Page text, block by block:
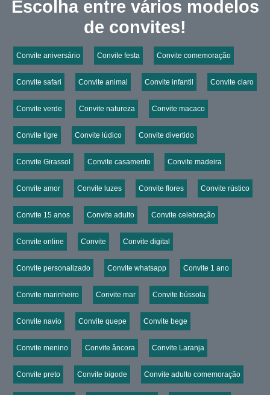
Escolha entre vários modelos
de convites!
Convite aniversário Convite festa Convite comemoração
Convite safari Convite animal Convite infantil Convite claro
Convite verde Convite natureza Convite macaco
Convite tigre Convite lúdico Convite divertido
Convite Girassol Convite casamento Convite madeira
Convite amor Convite luzes Convite flores Convite rústico
Convite 15 anos Convite adulto Convite celebração
Convite online Convite Convite digital
Convite personalizado Convite whatsapp Convite 1 ano
Convite marinheiro Convite mar Convite bússola
Convite navio Convite quepe Convite bege
Convite menino Convite âncora Convite Laranja
Convite preto Convite bigode Convite adulto comemoração